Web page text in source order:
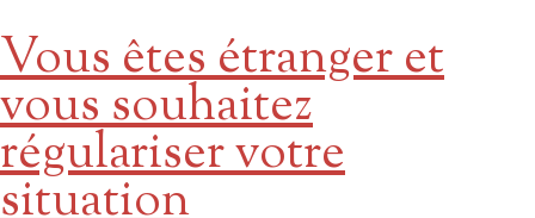
Vous êtes étranger et
vous souhaitez
régulariser votre
situation